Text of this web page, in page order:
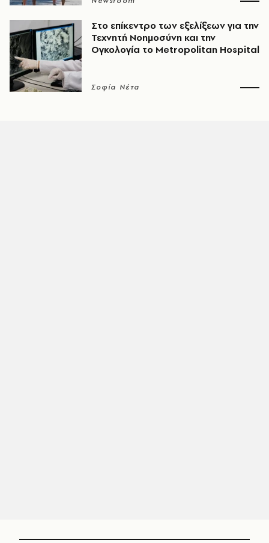
Στο επίκεντρο των εξελίξεων για την
Τεχνητή Νοημοσύνη και την
Ογκολογία το Metropolitan Hospital
Σοφία Νέτα